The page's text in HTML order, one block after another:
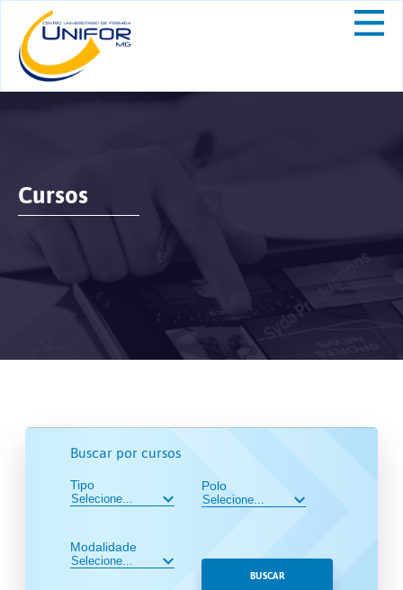
Cursos
Buscar por cursos
Tipo
Modalidade
Polo
BUSCAR